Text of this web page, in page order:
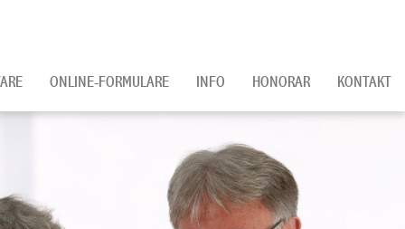
ONLINE-FORMULARE INFO HONORAR KONTAKT